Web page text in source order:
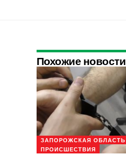
Похожие новости
ЗАПОРОЖСКАЯ ОБЛАСТЬ
ПРОИСШЕСТВИЯ